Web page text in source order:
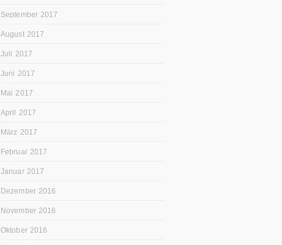
September 2017
August 2017
Juli 2017
Juni 2017
Mai 2017
April 2017
März 2017
Februar 2017
Januar 2017
Dezember 2016
November 2016
Oktober 2016